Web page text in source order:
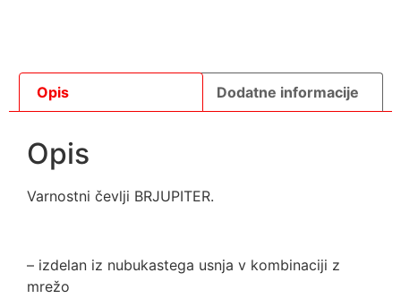
Opis Dodatne informacije
Opis
Varnostni čevlji BRJUPITER.
– izdelan iz nubukastega usnja v kombinaciji z
mrežo